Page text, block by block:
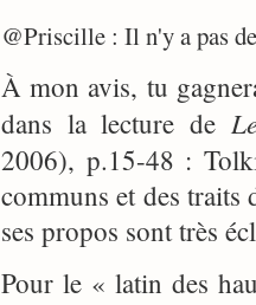
@Priscille : Il n'y a pas
À mon avis, tu
dans la lecture de
2006), p.15-48 :
communs et des
ses propos sont très
Pour le « latin des